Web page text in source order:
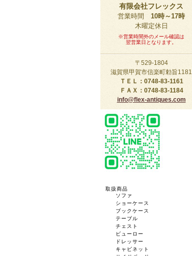
有限会社フレックス
営業時間 10時～17時
木曜定休日
※営業時間外のメール確認は
翌営業日となります。
〒529-1804
滋賀県甲賀市信楽町勅旨1181
ＴＥＬ：0748-83-1161
ＦＡＸ：0748-83-1184
info@flex-antiques.com
取扱商品
ソファ
ショーケース
ブックケース
テーブル
チェスト
ビューロー
ドレッサー
キャビネット